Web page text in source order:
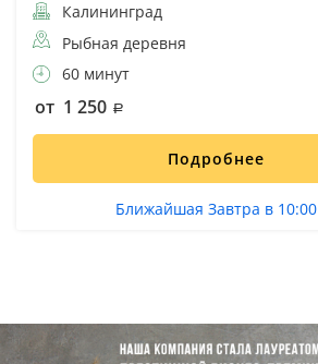
Калининград
Рыбная деревня
60 минут
от 1 250
Подробнее
Ближайшая Завтра в 10:00